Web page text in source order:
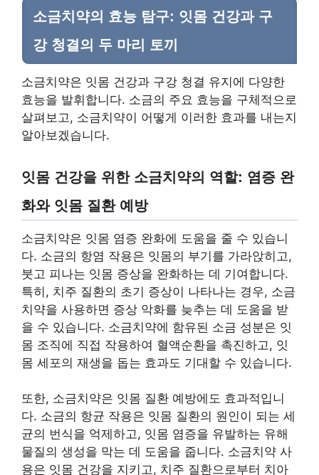
소금치약의 효능 탐구: 잇몸 건강과 구
강 청결의 두 마리 토끼
소금치약은 잇몸 건강과 구강 청결 유지에 다양한
효능을 발휘합니다. 소금의 주요 효능을 구체적으로
살펴보고, 소금치약이 어떻게 이러한 효과를 내는지
알아보겠습니다.
잇몸 건강을 위한 소금치약의 역할: 염증 완
화와 잇몸 질환 예방
소금치약은 잇몸 염증 완화에 도움을 줄 수 있습니
다. 소금의 항염 작용은 잇몸의 부기를 가라앉히고,
붓고 피나는 잇몸 증상을 완화하는 데 기여합니다.
특히, 치주 질환의 초기 증상이 나타나는 경우, 소금
치약을 사용하면 증상 악화를 늦추는 데 도움을 받
을 수 있습니다. 소금치약에 함유된 소금 성분은 잇
몸 조직에 직접 작용하여 혈액순환을 촉진하고, 잇
몸 세포의 재생을 돕는 효과도 기대할 수 있습니다.
또한, 소금치약은 잇몸 질환 예방에도 효과적입니
다. 소금의 항균 작용은 잇몸 질환의 원인이 되는 세
균의 번식을 억제하고, 잇몸 염증을 유발하는 유해
물질의 생성을 막는 데 도움을 줍니다. 소금치약 사
용은 잇몸 건강을 지키고, 치주 질환으로부터 치아